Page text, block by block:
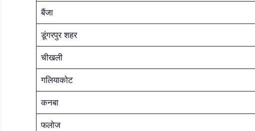
बैंजा
डूंगरपुर शहर
चीखली
गलियाकोट
कनबा
फलोज